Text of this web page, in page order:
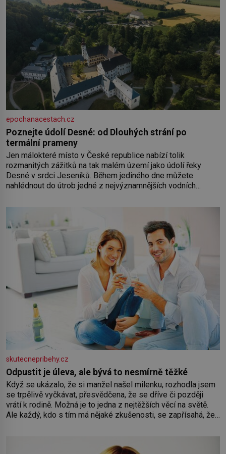
epochanacestach.cz
Poznejte údolí Desné: od Dlouhých strání po
termální prameny
Jen málokteré místo v České republice nabízí tolik
rozmanitých zážitků na tak malém území jako údolí řeky
Desné v srdci Jeseníků. Během jediného dne můžete
nahlédnout do útrob jedné z nejvýznamnějších vodních
koloběžce a den zakončit poznáváním památek ve Velkých
skutecnepribehy.cz
Odpustit je úleva, ale bývá to nesmírně těžké
Když se ukázalo, že si manžel našel milenku, rozhodla jsem
se trpělivě vyčkávat, přesvědčena, že se dříve či později
vrátí k rodině. Možná je to jedna z nejtěžších věcí na světě.
Ale každý, kdo s tím má nějaké zkušenosti, se zapřísahá, že